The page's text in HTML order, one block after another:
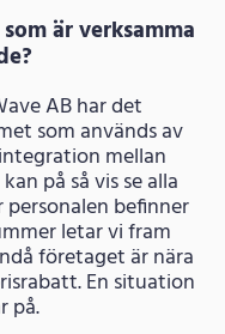
är verksamma
AB har det
som används av
mellan
på så vis se alla
befinner
letar vi fram
företaget är nära
En situation
på.